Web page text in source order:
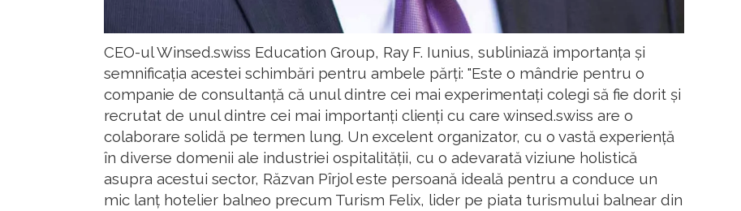
CEO-ul Winsed.swiss Education Group, Ray F. Iunius, subliniază importanța și
semnificația acestei schimbări pentru ambele părți: "Este o mândrie pentru o
companie de consultanță că unul dintre cei mai experimentați colegi să fie dorit și
recrutat de unul dintre cei mai importanți clienți cu care winsed.swiss are o
colaborare solidă pe termen lung. Un excelent organizator, cu o vastă experiență
în diverse domenii ale industriei ospitalității, cu o adevarată viziune holistică
asupra acestui sector, Răzvan Pîrjol este persoană ideală pentru a conduce un
mic lanț hotelier balneo precum Turism Felix, lider pe piata turismului balnear din